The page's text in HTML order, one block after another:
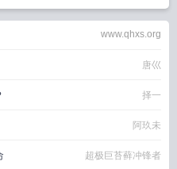
www.qhxs.org
唐巛
择一
阿玖未
超极巨苔藓冲锋者